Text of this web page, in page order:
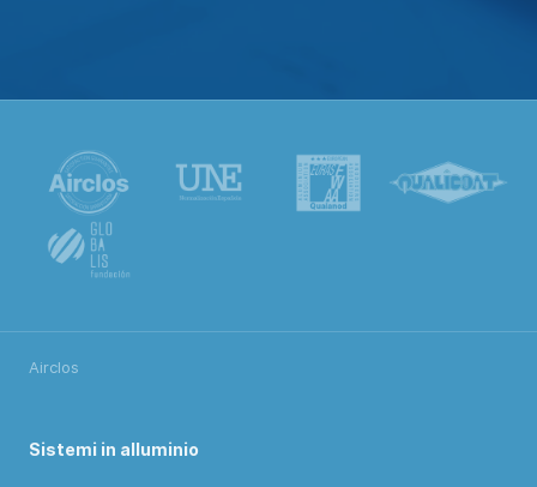
Airclos
Sistemi in alluminio